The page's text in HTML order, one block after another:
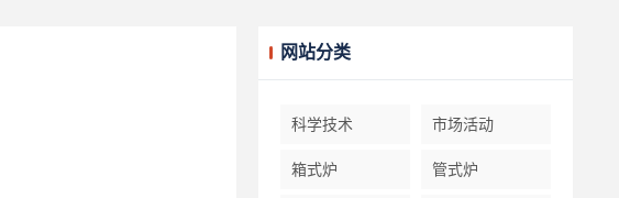
网站分类
科学技术 市场活动
箱式炉 管式炉